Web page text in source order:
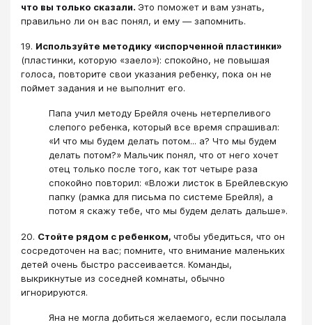
что вы только сказали. Это поможет и вам узнать,
правильно ли он вас понял, и ему — запомнить.
19. Используйте методику «испорченной пластинки»
(пластинки, которую «заело»): спокойно, не повышая
голоса, повторите свои указания ребенку, пока он не
поймет задания и не выполнит его.
Папа учил методу Брейля очень нетерпеливого
слепого ребенка, который все время спрашивал:
«И что мы будем делать потом... а? Что мы будем
делать потом?» Мальчик понял, что от него хочет
отец только после того, как тот четыре раза
спокойно повторил: «Вложи листок в Брейлевскую
папку (рамка для письма по системе Брейля), а
потом я скажу тебе, что мы будем делать дальше».
20. Стойте рядом с ребенком, чтобы убедиться, что он
сосредоточен на вас; помните, что внимание маленьких
детей очень быстро рассеивается. Команды,
выкрикнутые из соседней комнаты, обычно
игнорируются.
Яна не могла добиться желаемого, если посылала